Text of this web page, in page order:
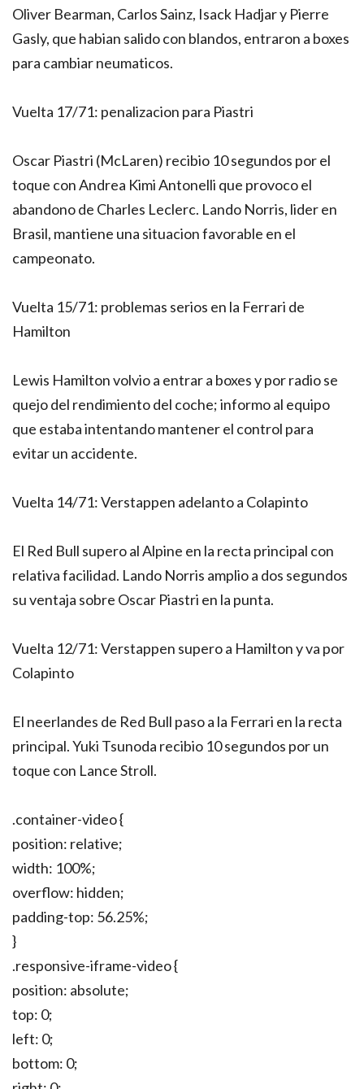
Oliver Bearman, Carlos Sainz, Isack Hadjar y Pierre
Gasly, que habian salido con blandos, entraron a boxes
para cambiar neumaticos.
Vuelta 17/71: penalizacion para Piastri
Oscar Piastri (McLaren) recibio 10 segundos por el
toque con Andrea Kimi Antonelli que provoco el
abandono de Charles Leclerc. Lando Norris, lider en
Brasil, mantiene una situacion favorable en el
campeonato.
Vuelta 15/71: problemas serios en la Ferrari de
Hamilton
Lewis Hamilton volvio a entrar a boxes y por radio se
quejo del rendimiento del coche; informo al equipo
que estaba intentando mantener el control para
evitar un accidente.
Vuelta 14/71: Verstappen adelanto a Colapinto
El Red Bull supero al Alpine en la recta principal con
relativa facilidad. Lando Norris amplio a dos segundos
su ventaja sobre Oscar Piastri en la punta.
Vuelta 12/71: Verstappen supero a Hamilton y va por
Colapinto
El neerlandes de Red Bull paso a la Ferrari en la recta
principal. Yuki Tsunoda recibio 10 segundos por un
toque con Lance Stroll.
.container-video {
position: relative;
width: 100%;
overflow: hidden;
padding-top: 56.25%;
}
.responsive-iframe-video {
position: absolute;
top: 0;
left: 0;
bottom: 0;